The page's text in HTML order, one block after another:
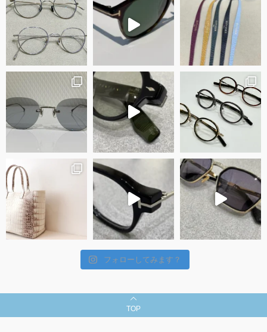
フォローしてみます？
TOP